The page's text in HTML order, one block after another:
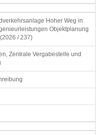
Hoher Weg in
Objektplanung
/ 237)
Zentrale Vergabestelle und